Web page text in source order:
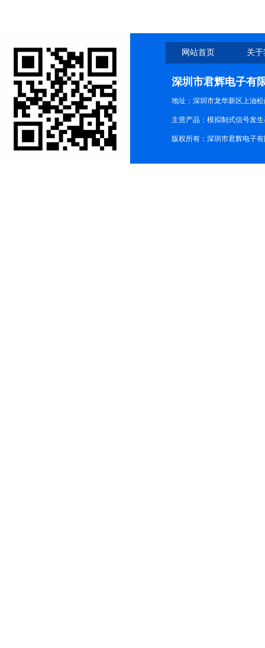
网站首页 关
深圳市君辉电子有
地址：深圳市龙华新区上油松
主营产品：模拟制式信号发
版权所有：深圳市君辉电子